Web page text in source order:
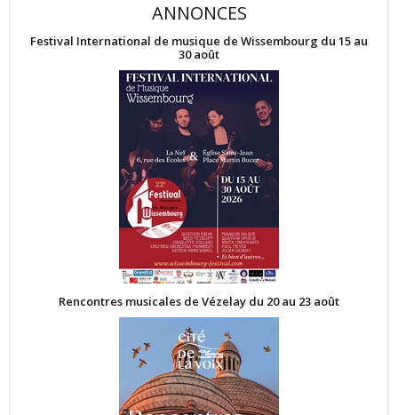
ANNONCES
Festival International de musique de Wissembourg du 15 au
30 août
Rencontres musicales de Vézelay du 20 au 23 août